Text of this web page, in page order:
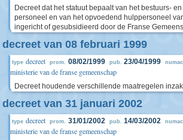
Decreet dat het statuut bepaalt van het bestuurs-
personeel en van het opvoedend hulppersoneel
ingericht of gesubsidieerd door de Franse
decreet van 08 februari 1999
type decreet prom. 08/02/1999 pub. 23/04/1999 numac
ministerie van de franse gemeenschap
Decreet houdende verschillende maatregelen
decreet van 31 januari 2002
type decreet prom. 31/01/2002 pub. 14/03/2002 numac
ministerie van de franse gemeenschap